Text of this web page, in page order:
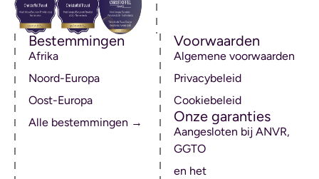
Bestemmingen
Afrika
Noord-Europa
Oost-Europa
Alle bestemmingen →
Voorwaarden
Algemene voorwaarden
Privacybeleid
Cookiebeleid
Onze garanties
Aangesloten bij ANVR,
GGTO
en het